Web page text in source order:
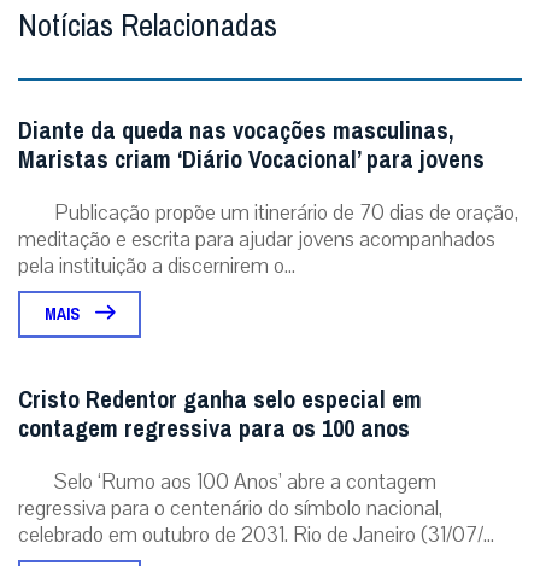
Notícias Relacionadas
Diante da queda nas vocações masculinas,
Maristas criam ‘Diário Vocacional’ para jovens
Publicação propõe um itinerário de 70 dias de oração,
meditação e escrita para ajudar jovens acompanhados
pela instituição a discernirem o...
MAIS
Cristo Redentor ganha selo especial em
contagem regressiva para os 100 anos
Selo ‘Rumo aos 100 Anos’ abre a contagem
regressiva para o centenário do símbolo nacional,
celebrado em outubro de 2031. Rio de Janeiro (31/07/...